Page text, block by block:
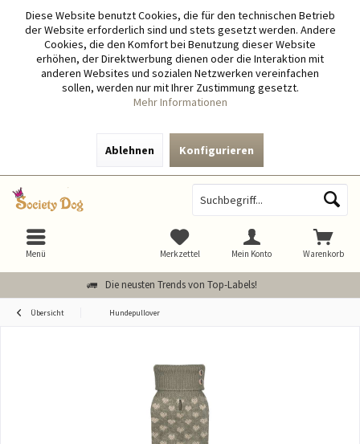
Diese Website benutzt Cookies, die für den technischen Betrieb
der Website erforderlich sind und stets gesetzt werden. Andere
Cookies, die den Komfort bei Benutzung dieser Website
erhöhen, der Direktwerbung dienen oder die Interaktion mit
anderen Websites und sozialen Netzwerken vereinfachen
sollen, werden nur mit Ihrer Zustimmung gesetzt.
Mehr Informationen
Ablehnen Konfigurieren
Die neusten Trends von Top-Labels!
Warenkorb
Merkzettel Mein Konto
Menü
Übersicht Hundepullover